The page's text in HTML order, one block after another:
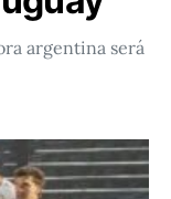
argentina será